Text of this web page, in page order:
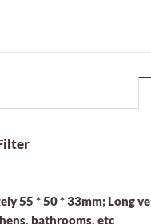
55 * 50 * 33mm; Long
bathrooms, etc